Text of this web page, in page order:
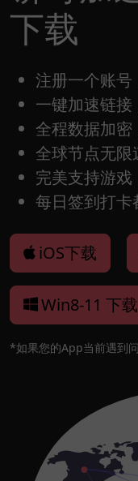
下载
注册一个账号
一键加速链
全程数据加
全球节点无
完美支持游
每日签到打卡
iOS下载
Win8-11 下载
*如果您的App当前遇到